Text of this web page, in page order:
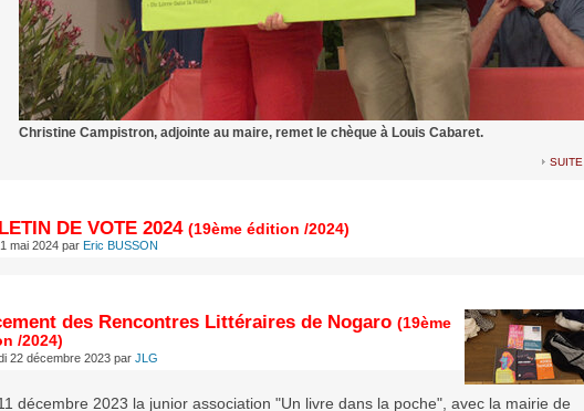
Christine Campistron, adjointe au maire, remet le chèque à Louis Cabaret.
suite
DE VOTE 2024 (19ème édition /2024)
mai 2024 par Eric BUSSON
des Rencontres Littéraires de Nogaro (19ème
/2024)
22 décembre 2023 par JLG
décembre 2023 la junior association "Un livre dans la poche", avec la mairie de